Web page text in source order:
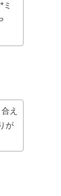
え
が